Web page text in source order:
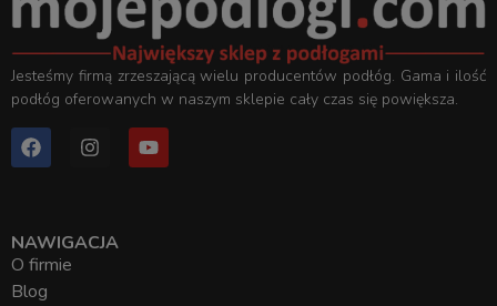
Jesteśmy firmą zrzeszającą wielu producentów podłóg. Gama i ilość
podłóg oferowanych w naszym sklepie cały czas się powiększa.
NAWIGACJA
O firmie
Blog